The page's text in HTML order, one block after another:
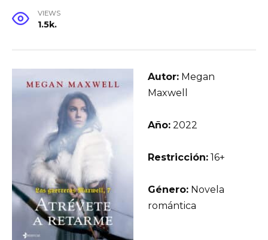
VIEWS
1.5k.
Autor: Megan
Maxwell
Año: 2022
Restricción: 16+
Género: Novela
romántica